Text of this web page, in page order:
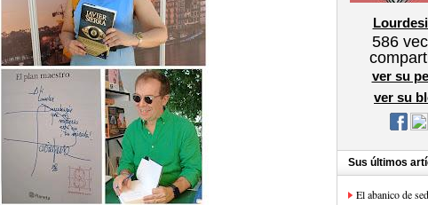
586
ver su
ver su
Sus últimos
El abanico de